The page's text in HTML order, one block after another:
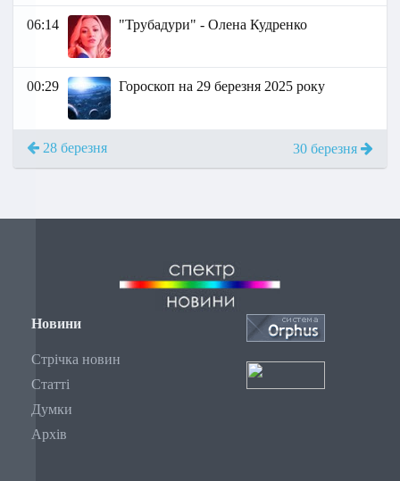
06:14 "Трубадури" - Олена Кудренко
00:29 Гороскоп на 29 березня 2025 року
28 березня 30 березня
Новини
Стрічка новин
Статті
Думки
Архів